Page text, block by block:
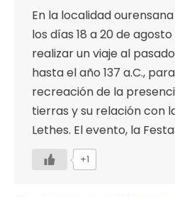
En la localidad
los días 18 a 20 de
realizar un viaje al
hasta el año 137 a.C.,
recreación de la
tierras y su relación con
Lethes. El evento, la
+1